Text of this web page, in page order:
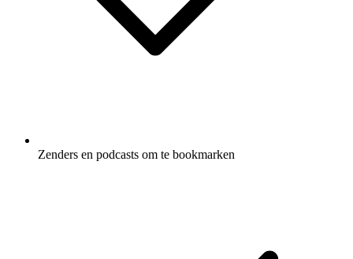
Zenders en podcasts om te bookmarken